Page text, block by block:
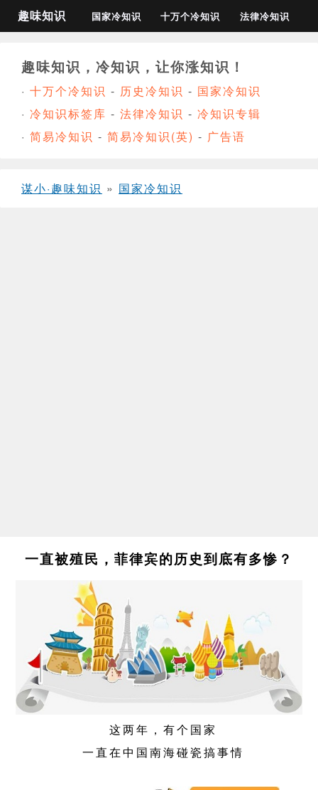
趣味知识 国家冷知识 十万个冷知识 法律冷知识
趣味知识，冷知识，让你涨知识！
· 十万个冷知识 - 历史冷知识 - 国家冷知识
· 冷知识标签库 - 法律冷知识 - 冷知识专辑
· 简易冷知识 - 简易冷知识(英) - 广告语
谋小·趣味知识 » 国家冷知识
一直被殖民，菲律宾的历史到底有多惨？
这两年，有个国家
一直在中国南海碰瓷搞事情